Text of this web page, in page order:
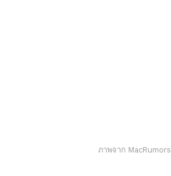
ภาพจาก MacRumors